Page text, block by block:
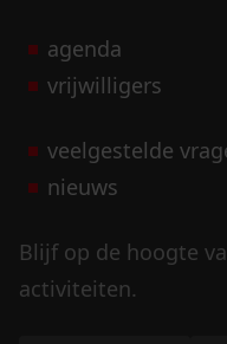
agenda
vrijwilligers
veelgestelde
nieuws
Blijf op de hoogte
activiteiten.